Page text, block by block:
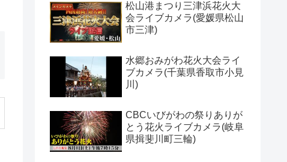
松山港まつり三津浜花火大
会ライブカメラ(愛媛県松山
市三津)
水郷おみがわ花火大会ライ
ブカメラ(千葉県香取市小見
川)
CBCいびがわの祭りありが
とう花火ライブカメラ(岐阜
県揖斐川町三輪)